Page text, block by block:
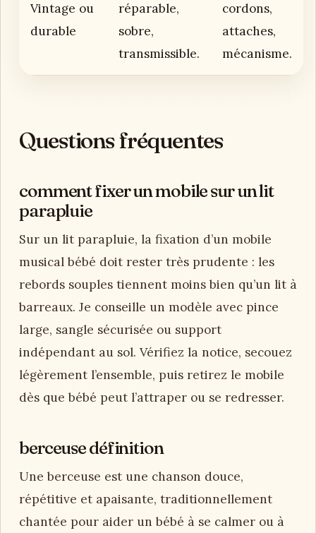
Vintage ou
durable
réparable,
sobre,
transmissible.
cordons,
attaches,
mécanisme.
Questions fréquentes
comment fixer un mobile sur un lit
parapluie
Sur un lit parapluie, la fixation d’un mobile
musical bébé doit rester très prudente : les
rebords souples tiennent moins bien qu’un lit à
barreaux. Je conseille un modèle avec pince
large, sangle sécurisée ou support
indépendant au sol. Vérifiez la notice, secouez
légèrement l’ensemble, puis retirez le mobile
dès que bébé peut l’attraper ou se redresser.
berceuse définition
Une berceuse est une chanson douce,
répétitive et apaisante, traditionnellement
chantée pour aider un bébé à se calmer ou à